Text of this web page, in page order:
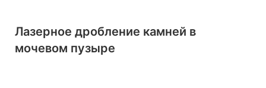
Лазерное дробление камней в
мочевом пузыре